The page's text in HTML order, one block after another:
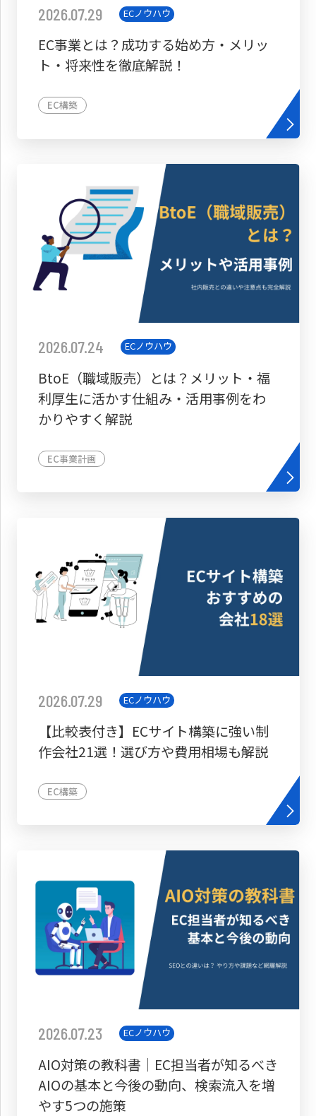
2026.07.29 ECノウハウ
EC事業とは？成功する始め方・メリッ
ト・将来性を徹底解説！
EC構築
2026.07.24 ECノウハウ
BtoE（職域販売）とは？メリット・福
利厚生に活かす仕組み・活用事例をわ
かりやすく解説
EC事業計画
2026.07.29 ECノウハウ
【比較表付き】ECサイト構築に強い制
作会社21選！選び方や費用相場も解説
EC構築
2026.07.23 ECノウハウ
AIO対策の教科書│EC担当者が知るべき
AIOの基本と今後の動向、検索流入を増
やす5つの施策